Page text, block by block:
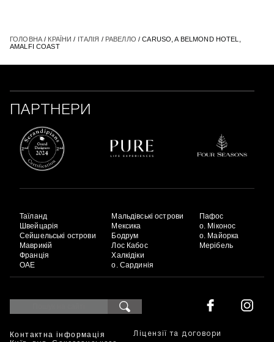
ГОЛОВНА/ КРАЇНИ / ІТАЛІЯ / РАВЕЛЛО / CARUSO, A BELMOND HOTEL,
AMALFI COAST
ПАРТНЕРИ
Таїланд
Швейцарія
Сейшельські острови
Маврикій
Франція
ОАЕ
Мальдівські острови
Мексика
Бодрум
Лос Кабос
Халкідіки
о. Сардинія
Пафос
о. Міконос
о. Майорка
Мерібель
Контактна інформація
Ліцензії та договори